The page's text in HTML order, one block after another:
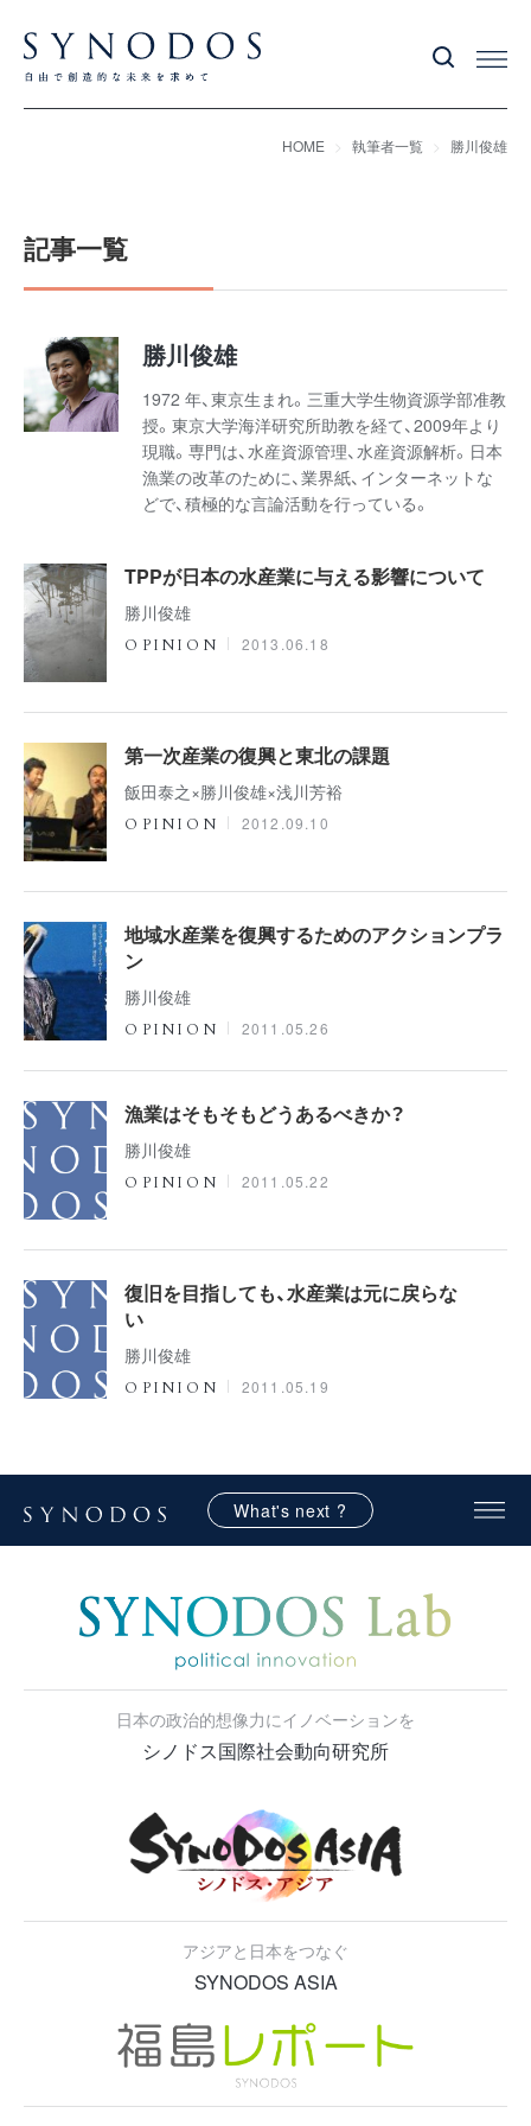
HOME 執筆者一覧 勝川俊雄
記事一覧
勝川俊雄
1972 年、東京生まれ。三重大学生物資源学部准教
授。東京大学海洋研究所助教を経て、2009年より
現職。専門は、水産資源管理、水産資源解析。日本
漁業の改革のために、業界紙、インターネットな
どで、積極的な言論活動を行っている。
TPPが日本の水産業に与える影響について
勝川俊雄
OPINION 2013.06.18
第一次産業の復興と東北の課題
飯田泰之×勝川俊雄×浅川芳裕
OPINION 2012.09.10
地域水産業を復興するためのアクションプラ
ン
勝川俊雄
OPINION 2011.05.26
漁業はそもそもどうあるべきか？
勝川俊雄
OPINION 2011.05.22
復旧を目指しても、水産業は元に戻らな
い
勝川俊雄
OPINION 2011.05.19
What's next ?
日本の政治的想像力にイノベーションを
シノドス国際社会動向研究所
アジアと日本をつなぐ
SYNODOS ASIA